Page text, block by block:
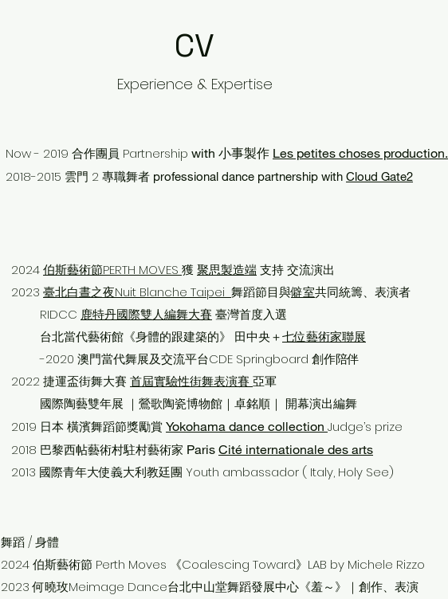
CV
Experience & Expertise
Now - 2019 ​合作團員 Partnership with 小事製作 Les petites choses production.
2018-2015 雲門 2 專職舞者 professional dance partnership with Cloud Gate2
2024伯斯藝術節PERTH MOVES 獲 聚思製造端支持 交流演出
2023 臺北白晝之夜Nuit Blanche Taipei 舞蹈節目與僻室共同統籌、表演者
RIDCC 鹿特丹國際雙人編舞大賽 臺灣首度入選
台北當代藝術館《身體的跟建築的》 田中央＋七位藝術家聯展
-2020 澳門當代舞展及交流平台CDE Springboard 創作陪伴
2022 捷運盃街舞大賽 首屆實驗性街舞表演賽 亞軍
國際陶藝雙年展 ｜鶯歌陶瓷博物館｜卓銘順｜ 開幕演出編舞
2019 日本 橫濱舞蹈節獎勵賞 Yokohama dance collection Judge’s prize
2018 巴黎西帖藝術村駐村藝術家 Paris Cité internationale des arts
2013 國際青年大使義大利教廷團 Youth ambassador ( Italy, Holy See)
舞蹈 / 身體
2024 伯斯藝術節 Perth Moves 《Coalescing Toward》LAB by Michele Rizzo
2023何曉玫Meimage Dance台北中山堂舞蹈發展中心《羞～》｜創作、表演